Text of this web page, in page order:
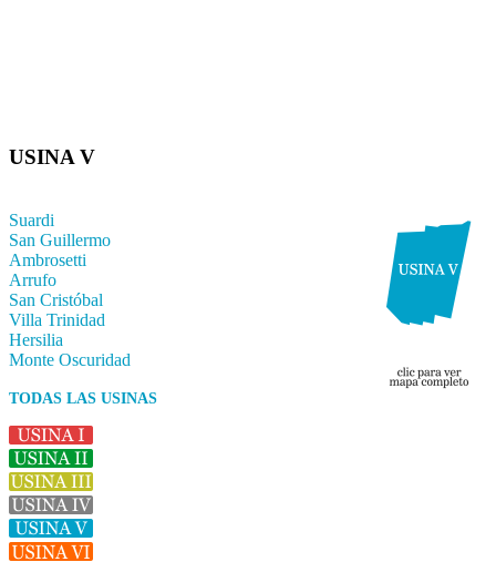
USINA V
Suardi
San Guillermo
Ambrosetti
Arrufo
San Cristóbal
Villa Trinidad
Hersilia
Monte Oscuridad
TODAS LAS USINAS